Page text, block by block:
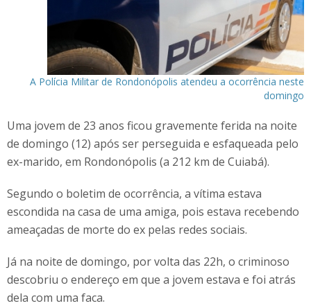
A Polícia Militar de Rondonópolis atendeu a ocorrência neste
domingo
Uma jovem de 23 anos ficou gravemente ferida na noite
de domingo (12) após ser perseguida e esfaqueada pelo
ex-marido, em Rondonópolis (a 212 km de Cuiabá).
Segundo o boletim de ocorrência, a vítima estava
escondida na casa de uma amiga, pois estava recebendo
ameaçadas de morte do ex pelas redes sociais.
Já na noite de domingo, por volta das 22h, o criminoso
descobriu o endereço em que a jovem estava e foi atrás
dela com uma faca.